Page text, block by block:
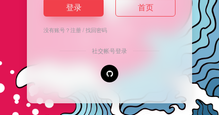
登录 首页
没有账号？注册/找回密码
社交帐号登录